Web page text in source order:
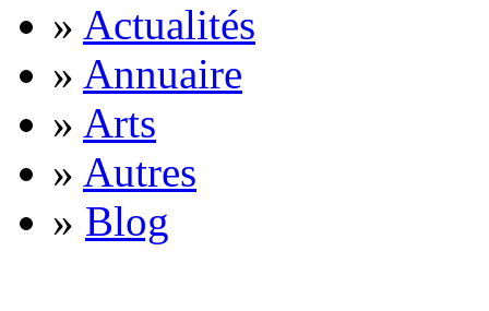
» Actualités
» Annuaire
» Arts
» Autres
» Blog